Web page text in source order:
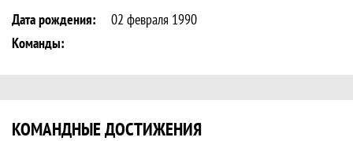
Дата рождения:
02 февраля 1990
Команды:
КОМАНДНЫЕ ДОСТИЖЕНИЯ